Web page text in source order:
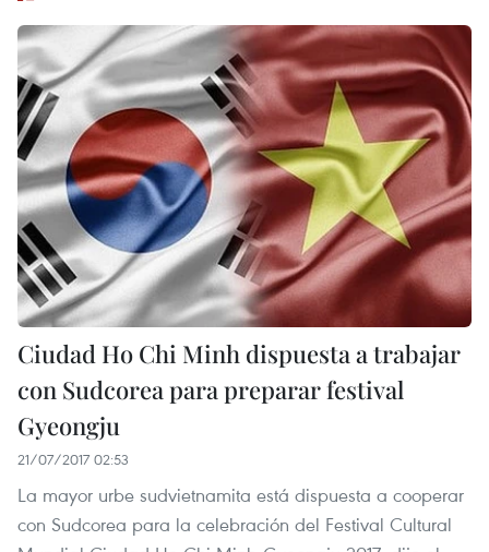
Ciudad Ho Chi Minh dispuesta a trabajar
con Sudcorea para preparar festival
Gyeongju
21/07/2017 02:53
La mayor urbe sudvietnamita está dispuesta a cooperar
con Sudcorea para la celebración del Festival Cultural